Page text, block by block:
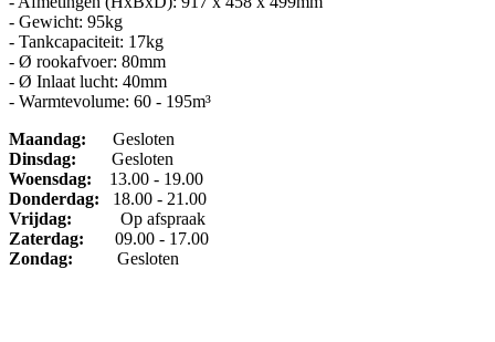
- Gewicht: 95kg
- Tankcapaciteit: 17kg
- Ø rookafvoer: 80mm
- Ø Inlaat lucht: 40mm
- Warmtevolume: 60 - 195m³
Maandag: Gesloten
Dinsdag: Gesloten
Woensdag: 13.00 - 19.00
Donderdag: 18.00 - 21.00
Vrijdag:
Op afspraak
Zaterdag: 09.00 - 17.00
Zondag: Gesloten